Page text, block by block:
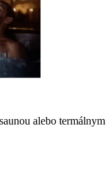
alebo termálnym